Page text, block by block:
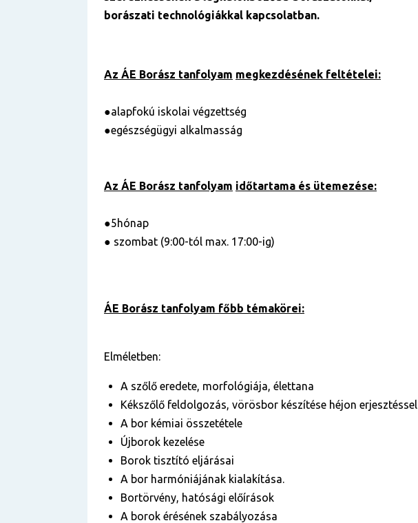
borászati technológiákkal kapcsolatban.
Az ÁE Borász tanfolyam megkezdésének feltételei:
●alapfokú iskolai végzettség
●egészségügyi alkalmasság
Az ÁE Borász tanfolyam időtartama és ütemezése:
●5hónap
● szombat (9:00-tól max. 17:00-ig)
ÁE Borász tanfolyam főbb témakörei:
Elméletben:
A szőlő eredete, morfológiája, élettana
Kékszőlő feldolgozás, vörösbor készítése héjon erjesztéssel
A bor kémiai összetétele
Újborok kezelése
Borok tisztító eljárásai
A bor harmóniájának kialakítása.
Bortörvény, hatósági előírások
A borok érésének szabályozása